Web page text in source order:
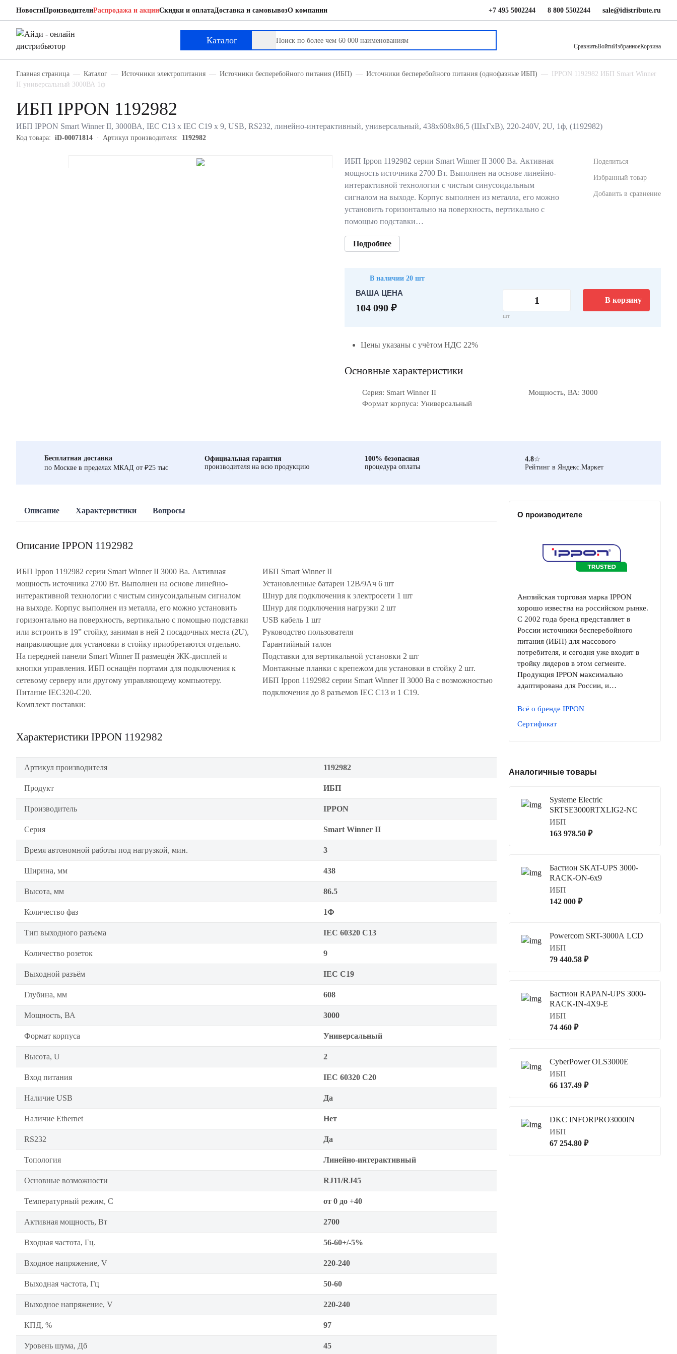
НовостиПроизводителиРаспродажа и акцииСкидки и оплатаДоставка и самовывозО компании +7 495 5002244 8 800 5502244 sale@idistribute.ru
Каталог
СравнитьВойтиИзбранноеКорзина
Главная страница Каталог Источники электропитания Источники бесперебойного питания (ИБП) Источники бесперебойного питания (однофазные ИБП)
IPPON 1192982 ИБП Smart Winner
II универсальный 3000ВА 1ф
ИБП IPPON 1192982
ИБП IPPON Smart Winner II, 3000ВА, IEC C13 х IEC С19 х 9, USB, RS232, линейно-интерактивный, универсальный, 438х608х86,5 (ШхГхВ), 220-240V, 2U, 1ф, (1192982)
Код товара: iD-00071814 Артикул производителя: 1192982
ИБП Ippon 1192982 серии Smart Winner II 3000 Ва. Активная
мощность источника 2700 Вт. Выполнен на основе линейно-
интерактивной технологии с чистым синусоидальным
сигналом на выходе. Корпус выполнен из металла, его можно
установить горизонтально на поверхность, вертикально с
помощью подставки…
Подробнее
Поделиться
Избранный товар
Добавить в сравнение
В наличии 20 шт
ВАША ЦЕНА
104 090 ₽
шт
В корзину
Цены указаны с учётом НДС 22%
Основные характеристики
Серия: Smart Winner II
Мощность, ВА: 3000
Формат корпуса: Универсальный
Бесплатная доставка
по Москве в пределах МКАД от ₽25 тыс
Официальная гарантия
производителя на всю продукцию
100% безопасная
процедура оплаты
4.8☆
Рейтинг в Яндекс.Маркет
Описание Характеристики Вопросы
Описание IPPON 1192982
ИБП Ippon 1192982 серии Smart Winner II 3000 Ва. Активная
мощность источника 2700 Вт. Выполнен на основе линейно-
интерактивной технологии с чистым синусоидальным сигналом
на выходе. Корпус выполнен из металла, его можно установить
горизонтально на поверхность, вертикально с помощью подставки
или встроить в 19” стойку, занимая в ней 2 посадочных места (2U),
направляющие для установки в стойку приобретаются отдельно.
На передней панели Smart Winner II размещён ЖК-дисплей и
кнопки управления. ИБП оснащён портами для подключения к
сетевому серверу или другому управляющему компьютеру.
Питание IEC320-C20.
Комплект поставки:
ИБП Smart Winner II
Установленные батареи 12В/9Ач 6 шт
Шнур для подключения к электросети 1 шт
Шнур для подключения нагрузки 2 шт
USB кабель 1 шт
Руководство пользователя
Гарантийный талон
Подставки для вертикальной установки 2 шт
Монтажные планки с крепежом для установки в стойку 2 шт.
ИБП Ippon 1192982 серии Smart Winner II 3000 Ва с возможностью
подключения до 8 разъемов IEC C13 и 1 С19.
Характеристики IPPON 1192982
Артикул производителя 1192982
Продукт ИБП
Производитель IPPON
Серия Smart Winner II
Время автономной работы под нагрузкой, мин. 3
Ширина, мм 438
Высота, мм 86.5
Количество фаз 1Ф
Тип выходного разъема IEC 60320 C13
Количество розеток 9
Выходной разъём IEC С19
Глубина, мм 608
Мощность, ВА 3000
Формат корпуса Универсальный
Высота, U 2
Вход питания IEC 60320 C20
Наличие USB Да
Наличие Ethernet Нет
RS232 Да
Топология Линейно-интерактивный
Основные возможности RJ11/RJ45
Температурный режим, C от 0 до +40
Активная мощность, Вт 2700
Входная частота, Гц. 56-60+/-5%
Входное напряжение, V 220-240
Выходная частота, Гц 50-60
Выходное напряжение, V 220-240
КПД, % 97
Уровень шума, Дб 45
О производителе
Английская торговая марка IPPON
хорошо известна на российском рынке.
С 2002 года бренд представляет в
России источники бесперебойного
питания (ИБП) для массового
потребителя, и сегодня уже входит в
тройку лидеров в этом сегменте.
Продукция IPPON максимально
адаптирована для России, и…
Всё о бренде IPPON
Сертификат
Аналогичные товары
Systeme Electric
SRTSE3000RTXLIG2-NC
ИБП
163 978.50 ₽
Бастион SKAT-UPS 3000-
RACK-ON-6x9
ИБП
142 000 ₽
Powercom SRT-3000A LCD
ИБП
79 440.58 ₽
Бастион RAPAN-UPS 3000-
RACK-IN-4X9-E
ИБП
74 460 ₽
CyberPower OLS3000E
ИБП
66 137.49 ₽
DKC INFORPRO3000IN
ИБП
67 254.80 ₽
IPPON 1192982
ИБП